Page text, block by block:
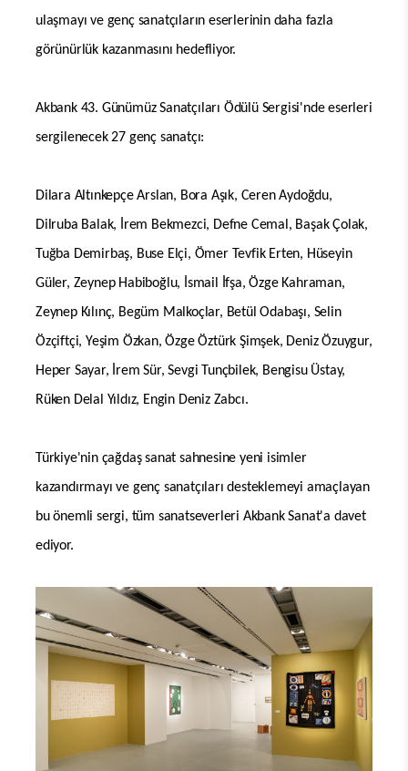
ulaşmayı ve genç sanatçıların eserlerinin daha fazla
görünürlük kazanmasını hedefliyor.
Akbank 43. Günümüz Sanatçıları Ödülü Sergisi'nde eserleri
sergilenecek 27 genç sanatçı:
Dilara Altınkepçe Arslan, Bora Aşık, Ceren Aydoğdu,
Dilruba Balak, İrem Bekmezci, Defne Cemal, Başak Çolak,
Tuğba Demirbaş, Buse Elçi, Ömer Tevfik Erten, Hüseyin
Güler, Zeynep Habiboğlu, İsmail İfşa, Özge Kahraman,
Zeynep Kılınç, Begüm Malkoçlar, Betül Odabaşı, Selin
Özçiftçi, Yeşim Özkan, Özge Öztürk Şimşek, Deniz Özuygur,
Heper Sayar, İrem Sür, Sevgi Tunçbilek, Bengisu Üstay,
Rüken Delal Yıldız, Engin Deniz Zabcı.
Türkiye'nin çağdaş sanat sahnesine yeni isimler
kazandırmayı ve genç sanatçıları desteklemeyi amaçlayan
bu önemli sergi, tüm sanatseverleri Akbank Sanat'a davet
ediyor.